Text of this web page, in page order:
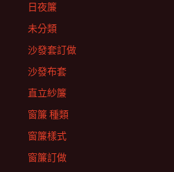
日夜簾
未分類
沙發套訂做
沙發布套
直立紗簾
窗簾 種類
窗簾樣式
窗簾訂做